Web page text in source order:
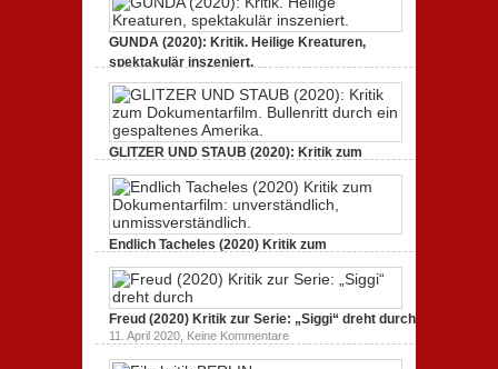
GUNDA (2020): Kritik. Heilige Kreaturen,
spektakulär inszeniert.
GUNDA
(2020):
Kritik.
Kreaturen,
spektakulär
GLITZER UND STAUB (2020): Kritik zum
Dokumentarfilm. Bullenritt durch ein
gespaltenes Amerika.
3. Oktober 2020,Keine Kommentarezu
UND
STAUB
Kritik
zum
Bullenritt
durch
ein
Endlich Tacheles (2020) Kritik zum
Dokumentarfilm: unverständlich,
unmissverständlich.
19. Mai 2020,Keine Kommentare
Endlich
Tacheles
(2020)
Freud (2020) Kritik zur Serie: „Siggi“ dreht durch
11. April 2020, Keine Kommentarezu
Freud
(2020)